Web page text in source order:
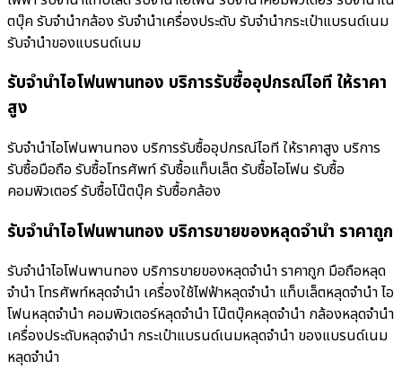
ตบุ๊ค รับจำนำกล้อง รับจำนำเครื่องประดับ รับจำนำกระเป๋าแบรนด์เนม
รับจำนำของแบรนด์เนม
รับจำนำไอโฟนพานทอง บริการรับซื้ออุปกรณ์ไอที ให้ราคา
สูง
รับจำนำไอโฟนพานทอง บริการรับซื้ออุปกรณ์ไอที ให้ราคาสูง บริการ
รับซื้อมือถือ รับซื้อโทรศัพท์ รับซื้อแท็บเล็ต รับซื้อไอโฟน รับซื้อ
คอมพิวเตอร์ รับซื้อโน๊ตบุ๊ค รับซื้อกล้อง
รับจำนำไอโฟนพานทอง บริการขายของหลุดจำนำ ราคาถูก
รับจำนำไอโฟนพานทอง บริการขายของหลุดจำนำ ราคาถูก มือถือหลุด
จำนำ โทรศัพท์หลุดจำนำ เครื่องใช้ไฟฟ้าหลุดจำนำ แท็บเล็ตหลุดจำนำ ไอ
โฟนหลุดจำนำ คอมพิวเตอร์หลุดจำนำ โน๊ตบุ๊คหลุดจำนำ กล้องหลุดจำนำ
เครื่องประดับหลุดจำนำ กระเป๋าแบรนด์เนมหลุดจำนำ ของแบรนด์เนม
หลุดจำนำ